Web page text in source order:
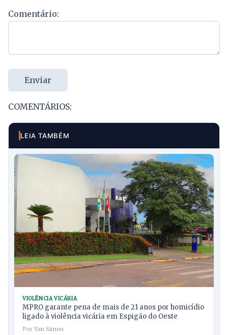
Comentário:
Enviar
COMENTÁRIOS:
LEIA TAMBÉM
VIOLÊNCIA VICÁRIA
MPRO garante pena de mais de 21 anos por homicídio
ligado à violência vicária em Espigão do Oeste
Por Yan Simon